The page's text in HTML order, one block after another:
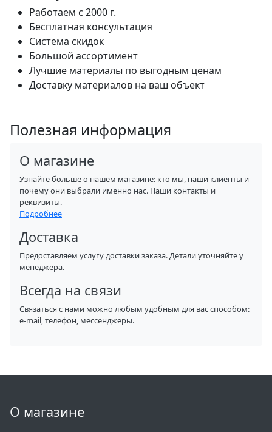
Работаем с 2000 г.
Бесплатная консультация
Система скидок
Большой ассортимент
Лучшие материалы по выгодным ценам
Доставку материалов на ваш объект
Полезная информация
О магазине
Узнайте больше о нашем магазине: кто мы, наши клиенты и
почему они выбрали именно нас. Наши контакты и
реквизиты.
Подробнее
Доставка
Предоставляем услугу доставки заказа. Детали уточняйте у
менеджера.
Всегда на связи
Связаться с нами можно любым удобным для вас способом:
e-mail, телефон, мессенджеры.
О магазине